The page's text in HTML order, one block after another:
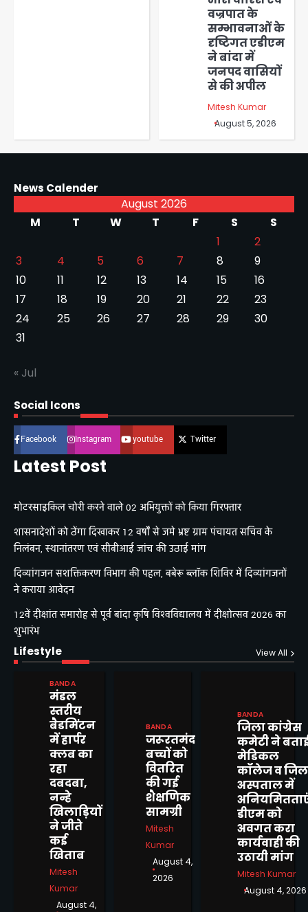
वज्रपात के
सम्भावनाओं के
दृष्टिगत एडीएम
ने बांदा में
जनपद वासियों
से की अपील
Mitesh Kumar
August 5, 2026
News Calender
August 2026
M
T W T F S
S
1
2
3
4 5 6 7 8
9
10
11 12 13 14 15
16
17
18 19 20 21 22
23
24
25 26 27 28 29
30
31
« Jul
Social Icons
Facebook Instagram youtube Twitter
Latest Post
मोटरसाइकिल चोरी करने वाले 02 अभियुक्तों को किया गिरफ्तार
शासनादेशों को ठेंगा दिखाकर 12 वर्षों से जमे भ्रष्ट ग्राम पंचायत सचिव के
निलंबन, स्थानांतरण एवं सीबीआई जांच की उठाई मांग
दिव्यांगजन सशक्तिकरण विभाग की पहल, बबेरू ब्लॉक शिविर में दिव्यांगजनों
ने कराया आवेदन
12वें दीक्षांत समारोह से पूर्व बांदा कृषि विश्वविद्यालय में दीक्षोत्सव 2026 का
शुभारंभ
Lifestyle View All
BANDA
मंडल
स्तरीय
बैडमिंटन
में हार्पर
क्लब का
रहा
दबदबा,
नन्हे
खिलाड़ियों
ने जीते
कई
खिताब
Mitesh
Kumar
August 4,
BANDA
जरूरतमंद
बच्चों को
वितरित
की गई
शैक्षणिक
सामग्री
Mitesh
Kumar
August 4,
2026
BANDA
जिला कांग्रेस
कमेटी ने
मेडिकल
कॉलेज व
अस्पताल में
डीएम को
अवगत करा
कार्यवाही की
उठायी मांग
Mitesh Kumar
August 4, 2026
दिव्यांगजन सशक्तिकरण विभाग की
पहल, बबेरू ब्लॉक शिविर में
दिव्यांगजनों ने कराया आवेदन
Mitesh Kumar
12वें दीक्षांत समारोह से पूर्व बांदा कृषि
विश्वविद्यालय में दीक्षोत्सव 2026 का
Mitesh Kumar
बीरा गांव में जलभराव से ग्रामीण
परेशान, स्कूल जाने वाले बच्चों की